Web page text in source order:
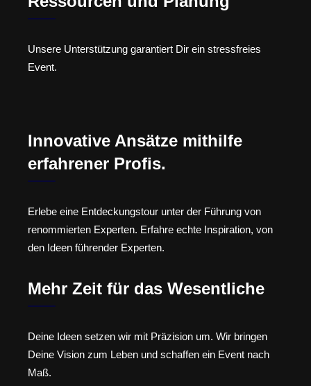
Unsere Unterstützung garantiert Dir ein stressfreies
Event.
Innovative Ansätze mithilfe
erfahrener Profis.
Erlebe eine Entdeckungstour unter der Führung von
renommierten Experten. Erfahre echte Inspiration, von
den Ideen führender Experten.
Mehr Zeit für das Wesentliche
Deine Ideen setzen wir mit Präzision um. Wir bringen
Deine Vision zum Leben und schaffen ein Event nach
Maß.